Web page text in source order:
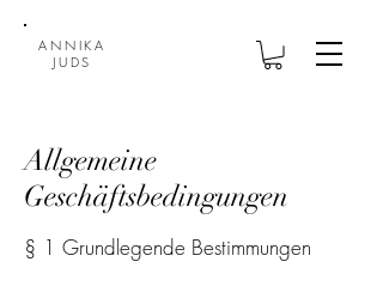
ANNIKA
JUDS
Allgemeine
Geschäftsbedingungen
§ 1 Grundlegende Bestimmungen